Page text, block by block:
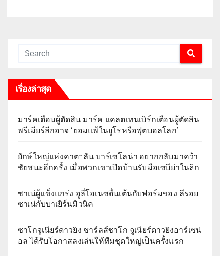
เรื่องล่าสุด
มาร์คเตือนผู้ตัดสิน มาร์ค แคลตเทนเบิร์กเตือนผู้ตัดสิน
พรีเมียร์ลีกอาจ ‘ยอมแพ้ในยูโรหรือฟุตบอลโลก’
ยักษ์ใหญ่แห่งคาตาลัน บาร์เซโลน่า อยากกลับมาคว้า
ชัยชนะอีกครั้ง เมื่อพวกเขาเปิดบ้านรับมือเซบีย่าในลีก
ซาเน่ผู้แข็งแกร่ง อูลี่โฮเนซตื่นเต้นกับฟอร์มของ ลีรอย
ซาเน่กับบาเยิร์นมิวนิค
ซาโกจูเนียร์ดาวยิง ชาร์ลส์ซาโก จูเนียร์ดาวยิงอาร์เซน่
อล ได้รับโอกาสลงเล่นให้ทีมชุดใหญ่เป็นครั้งแรก